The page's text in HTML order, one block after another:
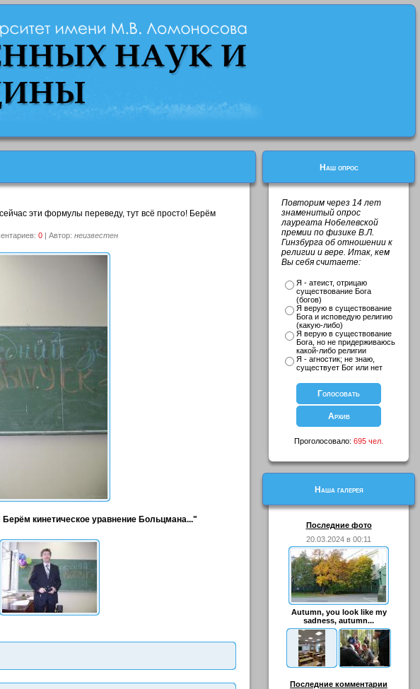
эти формулы переведу, тут всё просто! Берём
0 | Автор: неизвестен
кинетическое уравнение Больцмана..."
Наш опрос
Повторим через 14 лет
знаменитый опрос
лауреата Нобелевской
премии по физике В.Л.
Гинзбурга об отношении к
религии и вере. Итак, кем
Вы себя считаете:
Я - атеист, отрицаю
существование Бога
(богов)
Я верую в существование
Бога и исповедую религию
(какую-либо)
Я верую в существование
Бога, но не придерживаюсь
какой-либо религии
Я - агностик; не знаю,
существует Бог или нет
Проголосовало: 695 чел.
Наша галерея
Последние фото
20.03.2024 в 00:11
Autumn, you look like my
sadness, autumn...
Последние комментарии